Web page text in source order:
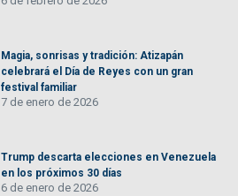
Magia, sonrisas y tradición: Atizapán
celebrará el Día de Reyes con un gran
festival familiar
7 de enero de 2026
Trump descarta elecciones en Venezuela
en los próximos 30 días
6 de enero de 2026